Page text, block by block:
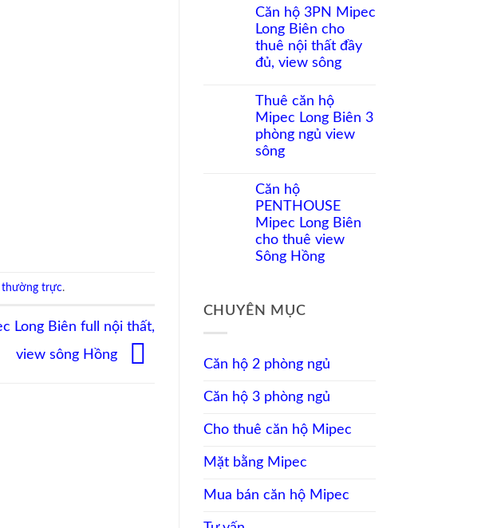
thường trực.
Long Biên full nội thất,
view sông Hồng
cư
MIPEC
Biên
view
có
bình
luận
ở
động
Đông
Hà
và
điểm
nhà
tư
Căn hộ 3PN Mipec
Long Biên cho
thuê nội thất đầy
đủ, view sông
có
bình
luận
ở
Căn
hộ
Long
Biên
thuê
nội
thất
đầy
Thuê căn hộ
Mipec Long Biên 3
phòng ngủ view
sông
có
bình
luận
ở
Thuê
căn
hộ
phòng
Căn hộ
PENTHOUSE
Mipec Long Biên
cho thuê view
Sông Hồng
luận
PENTHOUSE
Mipec
Biên
view
Hồng
CHUYÊN MỤC
Căn hộ 2 phòng ngủ
Căn hộ 3 phòng ngủ
Cho thuê căn hộ Mipec
Mặt bằng Mipec
Mua bán căn hộ Mipec